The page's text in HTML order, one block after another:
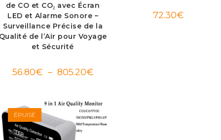
de CO et CO₂ avec Écran
LED et Alarme Sonore –
Surveillance Précise de la
de l’Air pour Voyage
et Sécurité
56.80€ – 805.20€Plage
de
805.20€
72.30€
ÉPUISÉ